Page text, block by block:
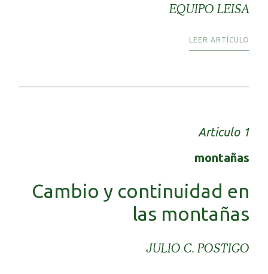
EQUIPO LEISA
LEER ARTÍCULO
Articulo 1
montañas
Cambio y continuidad en
las montañas
JULIO C. POSTIGO